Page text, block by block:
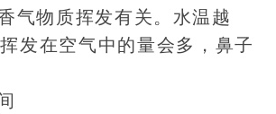
气物质挥发有关。水温越
发在空气中的量会多，鼻子